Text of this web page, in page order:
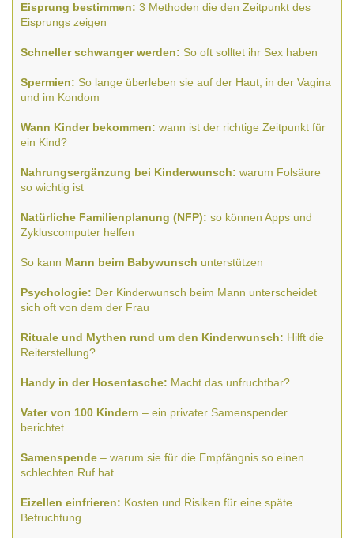
Eisprung bestimmen: 3 Methoden die den Zeitpunkt des
Eisprungs zeigen
Schneller schwanger werden: So oft solltet ihr Sex haben
Spermien: So lange überleben sie auf der Haut, in der Vagina
und im Kondom
Wann Kinder bekommen: wann ist der richtige Zeitpunkt für
ein Kind?
Nahrungsergänzung bei Kinderwunsch: warum Folsäure
so wichtig ist
Natürliche Familienplanung (NFP): so können Apps und
Zykluscomputer helfen
So kann Mann beim Babywunsch unterstützen
Psychologie: Der Kinderwunsch beim Mann unterscheidet
sich oft von dem der Frau
Rituale und Mythen rund um den Kinderwunsch: Hilft die
Reiterstellung?
Handy in der Hosentasche: Macht das unfruchtbar?
Vater von 100 Kindern – ein privater Samenspender
berichtet
Samenspende – warum sie für die Empfängnis so einen
schlechten Ruf hat
Eizellen einfrieren: Kosten und Risiken für eine späte
Befruchtung